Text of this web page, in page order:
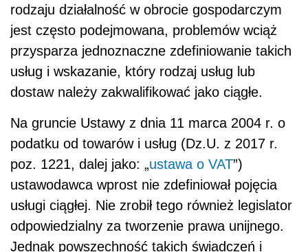
rodzaju działalność w obrocie gospodarczym
jest często podejmowana, problemów wciąż
przysparza jednoznaczne zdefiniowanie takich
usług i wskazanie, który rodzaj usług lub
dostaw należy zakwalifikować jako ciągłe.
Na gruncie Ustawy z dnia 11 marca 2004 r. o
podatku od towarów i usług (Dz.U. z 2017 r.
poz. 1221, dalej jako: „ustawa o VAT”)
ustawodawca wprost nie zdefiniował pojęcia
usługi ciągłej. Nie zrobił tego również legislator
odpowiedzialny za tworzenie prawa unijnego.
Jednak powszechność takich świadczeń i